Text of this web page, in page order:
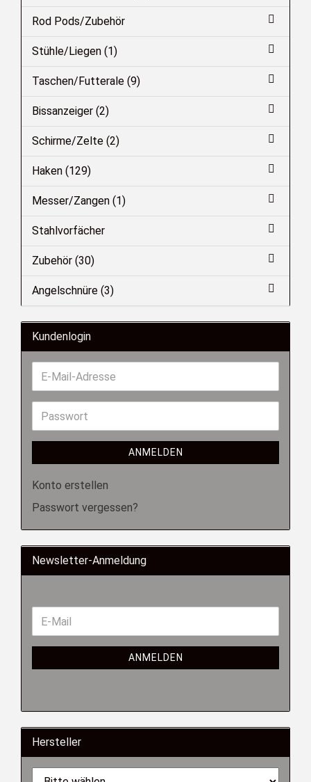
Rod Pods/Zubehör
Stühle/Liegen (1)
Taschen/Futterale (9)
Bissanzeiger (2)
Schirme/Zelte (2)
Haken (129)
Messer/Zangen (1)
Stahlvorfächer
Zubehör (30)
Angelschnüre (3)
Kundenlogin
ANMELDEN
Konto erstellen
Passwort vergessen?
Newsletter-Anmeldung
ANMELDEN
Hersteller